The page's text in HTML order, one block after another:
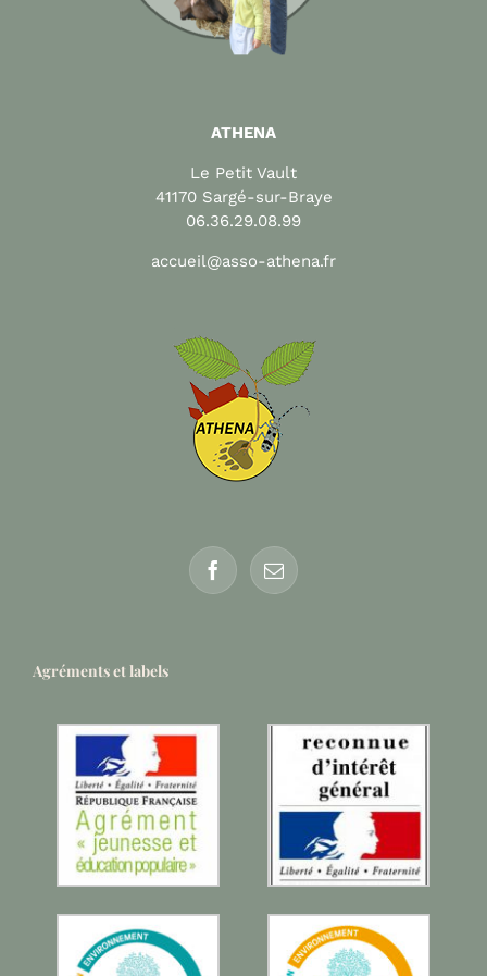
ATHENA
Le Petit Vault
41170 Sargé-sur-Braye
06.36.29.08.99
accueil@asso-athena.fr
Agréments et labels